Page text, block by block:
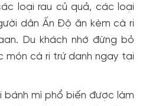
loại rau củ quả, các loại
dân Ấn Độ ăn kèm cà ri
Du khách nhớ đừng bỏ
món cà ri trứ danh ngay tại
bánh mì phổ biến được làm